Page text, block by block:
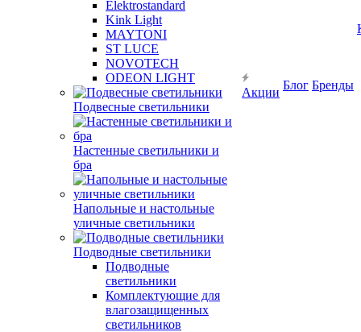
Elektrostandard
Kink Light
MAYTONI
ST LUCE
NOVOTECH
ODEON LIGHT
Подвесные светильники
Настенные светильники и
бра
Напольные и настольные
уличные светильники
Подводные светильники
Подводные
светильники
Комплектующие для
влагозащищенных
светильников
Акции
Блог Бренды